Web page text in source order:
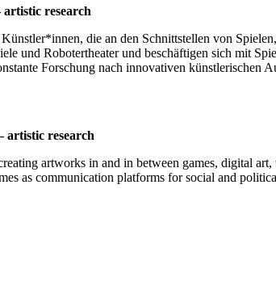
research
die an den Schnittstellen von
und Robotertheater und beschäftigen sich mit
Forschung nach innovativen künstlerischen
artistic research
artworks in and in between games, digital
as communication platforms for social and